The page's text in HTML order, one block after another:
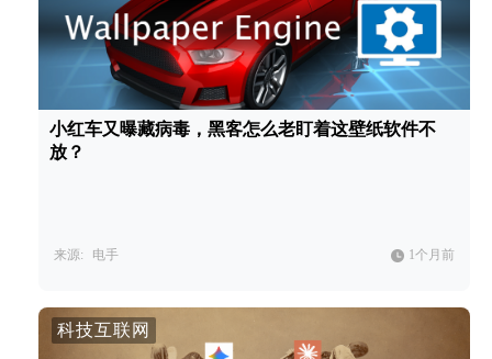
小红车又曝藏病毒，黑客怎么老盯着这壁纸软件不
放？
来源: 电手 1个月前
科技互联网